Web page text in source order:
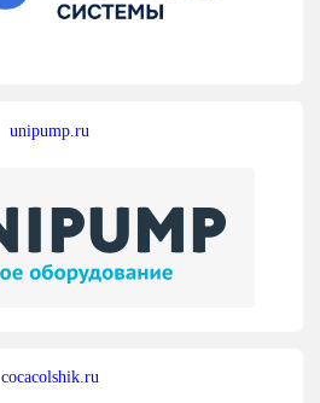
unipump.ru
cocacolshik.ru